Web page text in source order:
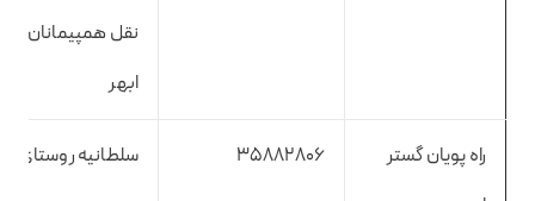
نقل همپیمانان
ابهر
راه پویان گستر
35882806 سلطانیه روستای